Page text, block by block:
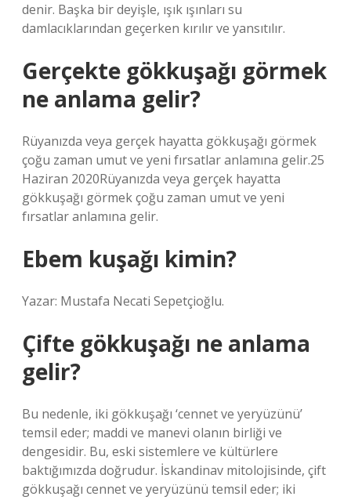
denir. Başka bir deyişle, ışık ışınları su
damlacıklarından geçerken kırılır ve yansıtılır.
Gerçekte gökkuşağı görmek
ne anlama gelir?
Rüyanızda veya gerçek hayatta gökkuşağı görmek
çoğu zaman umut ve yeni fırsatlar anlamına gelir.25
Haziran 2020Rüyanızda veya gerçek hayatta
gökkuşağı görmek çoğu zaman umut ve yeni
fırsatlar anlamına gelir.
Ebem kuşağı kimin?
Yazar: Mustafa Necati Sepetçioğlu.
Çifte gökkuşağı ne anlama
gelir?
Bu nedenle, iki gökkuşağı ‘cennet ve yeryüzünü’
temsil eder; maddi ve manevi olanın birliği ve
dengesidir. Bu, eski sistemlere ve kültürlere
baktığımızda doğrudur. İskandinav mitolojisinde, çift
gökkuşağı cennet ve yeryüzünü temsil eder; iki